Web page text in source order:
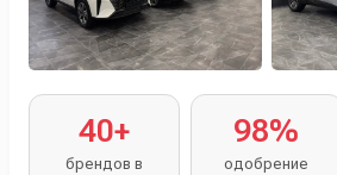
40+
брендов в
98%
одобрение